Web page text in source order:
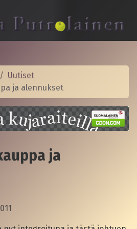
Uutiset
ja alennukset
ja